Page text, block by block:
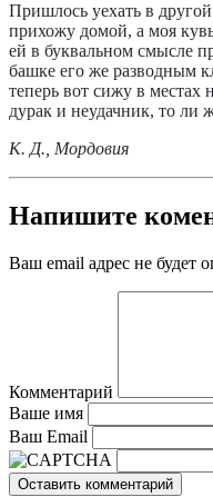
Пришлось уехать в
прихожу домой, а моя
ей в буквальном смысле
башке его же разводным
теперь вот сижу в местах
дурак и неудачник, то ли
К. Д., Мордовия
Напишите
Ваш email адрес не будет
Комментарий
Ваше имя
Ваш Email
Оставить комментарий